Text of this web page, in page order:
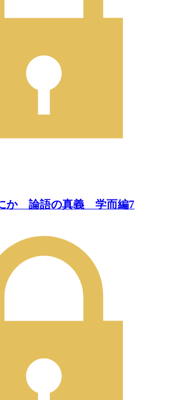
か 論語の真義 学而編7